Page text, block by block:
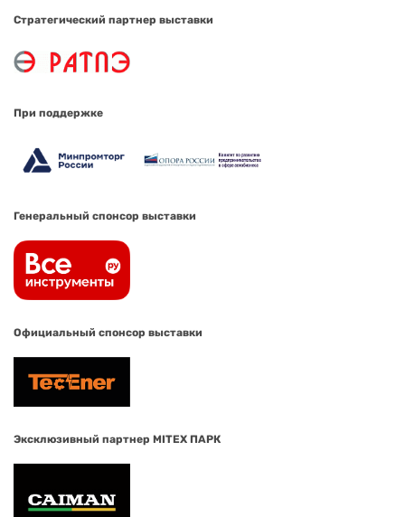
Стратегический партнер выставки
При поддержке
Генеральный спонсор выставки
Официальный спонсор выставки
Эксклюзивный партнер MITEX ПАРК